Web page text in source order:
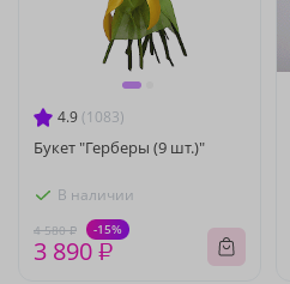
4.9 (1083)
Букет "Герберы (9 шт.)"
В наличии
4 580 ₽ -15%
3 890 ₽